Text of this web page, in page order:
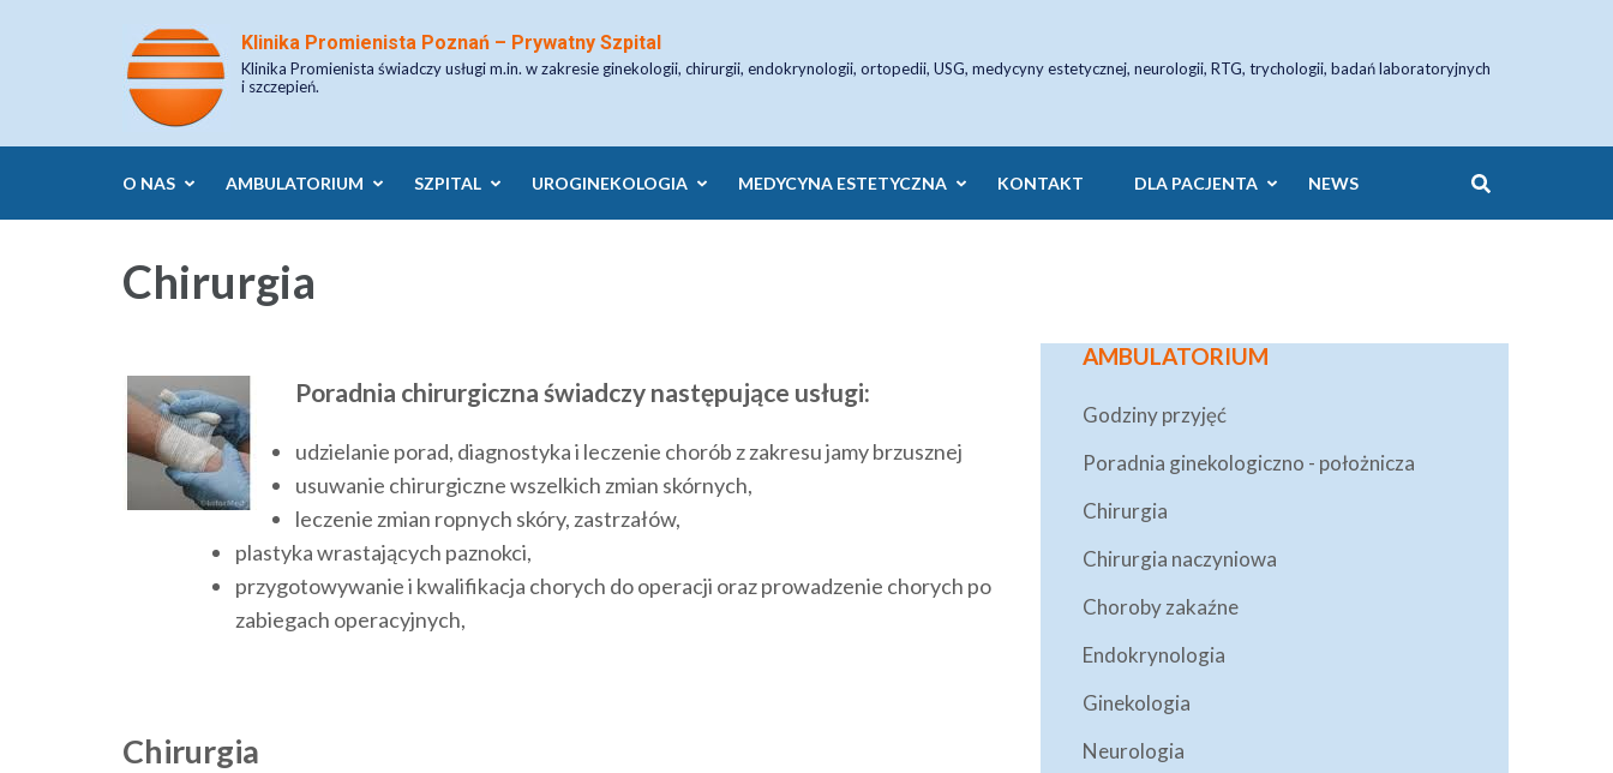
Enter)
Klinika Promienista Poznań – Prywatny Szpital
Klinika Promienista świadczy usługi m.in. w zakresie ginekologii, chirurgii, endokrynologii, ortopedii, USG, medycyny estetycznej, neurologii, RTG, trychologii, badań laboratoryjnych
i szczepień.
O NAS AMBULATORIUM SZPITAL UROGINEKOLOGIA MEDYCYNA ESTETYCZNA KONTAKT DLA PACJENTA NEWS
Chirurgia
Poradnia chirurgiczna świadczy następujące usługi:
udzielanie porad, diagnostyka i leczenie chorób z zakresu jamy brzusznej
usuwanie chirurgiczne wszelkich zmian skórnych,
leczenie zmian ropnych skóry, zastrzałów,
plastyka wrastających paznokci,
przygotowywanie i kwalifikacja chorych do operacji oraz prowadzenie chorych po
zabiegach operacyjnych,
Chirurgia
AMBULATORIUM
Godziny przyjęć
Poradnia ginekologiczno - położnicza
Chirurgia
Chirurgia naczyniowa
Choroby zakaźne
Endokrynologia
Ginekologia
Neurologia